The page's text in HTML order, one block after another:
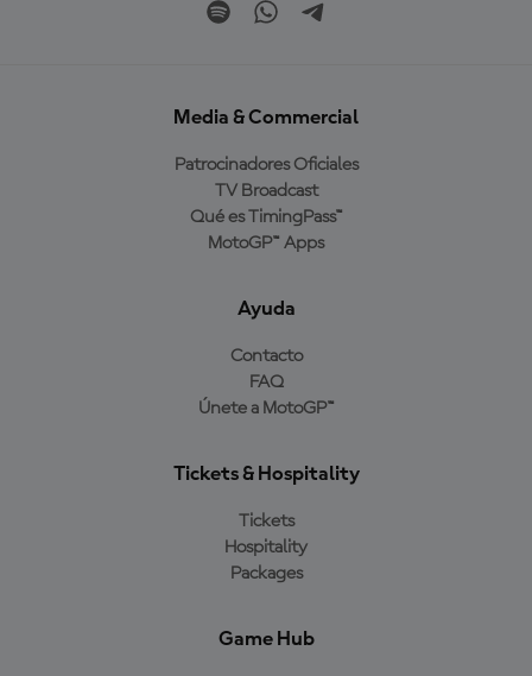
Media & Commercial
Patrocinadores Oficiales
TV Broadcast
Qué es TimingPass™
MotoGP™ Apps
Ayuda
Contacto
FAQ
Únete a MotoGP™
Tickets & Hospitality
Tickets
Hospitality
Packages
Game Hub